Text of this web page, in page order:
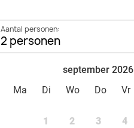
Aantal personen:
2 personen
september 2026
Ma
Di Wo Do Vr
1 2 3 4